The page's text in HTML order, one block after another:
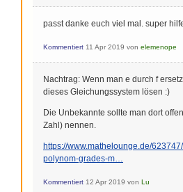
passt danke euch viel mal. super
Kommentiert 11 Apr 2019 von elemenope
Nachtrag: Wenn man e durch f
dieses Gleichungssystem lösen :)
Die Unbekannte sollte man dort
Zahl) nennen.
https://www.mathelounge.de/
polynom-grades-m…
Kommentiert 12 Apr 2019 von Lu